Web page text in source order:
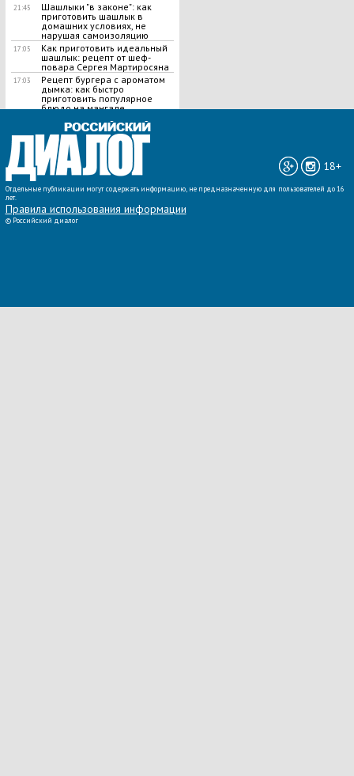
21:45
Шашлыки "в законе": как
приготовить шашлык в
домашних условиях, не
нарушая самоизоляцию
17:05
Как приготовить идеальный
шашлык​: рецепт от шеф-
повара Сергея Мартиросяна
17:03
Рецепт бургера с ароматом
дымка: как быстро
приготовить популярное
блюдо на мангале
ВСЕ НОВОСТИ »
18+
Отдельные публикации могут содержать информацию, не предназначенную для пользователей до 16
лет.
Правила использования информации
© Российский диалог